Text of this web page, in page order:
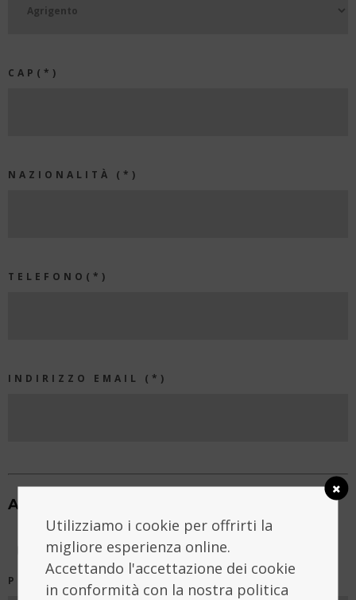
CAP(*)
NAZIONALITÀ (*)
TELEFONO(*)
INDIRIZZO EMAIL (*)
Attualmente sei impegnata/o in attività di:
STUDIO
PRESSO
Utilizziamo i cookie per offrirti la
migliore esperienza online.
Accettando l'accettazione dei cookie
in conformità con la nostra politica